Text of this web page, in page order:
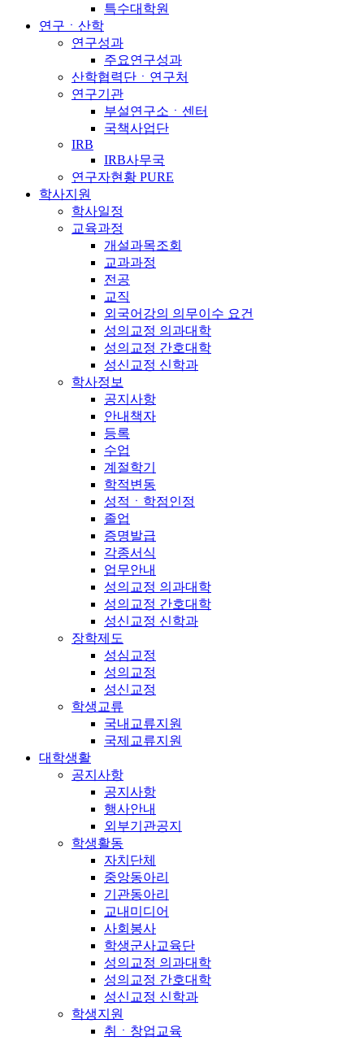
특수대학원
연구ㆍ산학
연구성과
주요연구성과
산학협력단ㆍ연구처
연구기관
부설연구소ㆍ센터
국책사업단
IRB
IRB사무국
연구자현황 PURE
학사지원
학사일정
교육과정
개설과목조회
교과과정
전공
교직
외국어강의 의무이수 요건
성의교정 의과대학
성의교정 간호대학
성신교정 신학과
학사정보
공지사항
안내책자
등록
수업
계절학기
학적변동
성적ㆍ학점인정
졸업
증명발급
각종서식
업무안내
성의교정 의과대학
성의교정 간호대학
성신교정 신학과
장학제도
성심교정
성의교정
성신교정
학생교류
국내교류지원
국제교류지원
대학생활
공지사항
공지사항
행사안내
외부기관공지
학생활동
자치단체
중앙동아리
기관동아리
교내미디어
사회봉사
학생군사교육단
성의교정 의과대학
성의교정 간호대학
성신교정 신학과
학생지원
취ㆍ창업교육